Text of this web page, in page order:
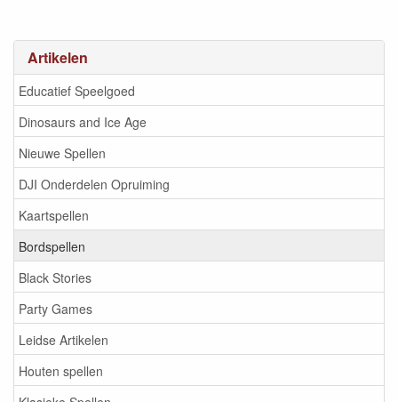
Artikelen
Educatief Speelgoed
Dinosaurs and Ice Age
Nieuwe Spellen
DJI Onderdelen Opruiming
Kaartspellen
Bordspellen
Black Stories
Party Games
Leidse Artikelen
Houten spellen